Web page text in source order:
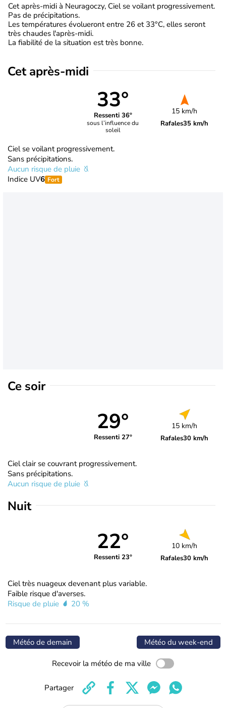
Cet après-midi à Neuragoczy, Ciel se voilant progressivement.
Pas de précipitations.
Les températures évolueront entre 26 et 33°C, elles seront
très chaudes l'après-midi.
La fiabilité de la situation est très bonne.
Cet après-midi
33°
Ressenti 36°
sous l’influence du
soleil
15 km/h
Rafales35 km/h
Ciel se voilant progressivement.
Sans précipitations.
Aucun risque de pluie
Indice UV6 Fort
Ce soir
29°
Ressenti 27°
15 km/h
Rafales30 km/h
Ciel clair se couvrant progressivement.
Sans précipitations.
Aucun risque de pluie
Nuit
22°
Ressenti 23°
10 km/h
Rafales30 km/h
Ciel très nuageux devenant plus variable.
Faible risque d'averses.
Risque de pluie
20 %
Météo de demain Météo du week-end
Recevoir la météo de ma ville
Partager